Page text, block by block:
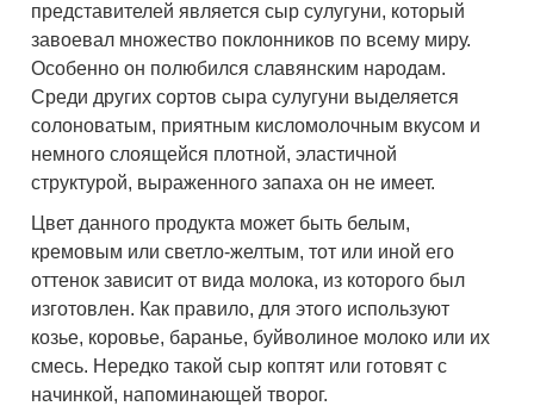
представителей является сыр сулугуни, который
завоевал множество поклонников по всему миру.
Особенно он полюбился славянским народам.
Среди других сортов сыра сулугуни выделяется
солоноватым, приятным кисломолочным вкусом и
немного слоящейся плотной, эластичной
структурой, выраженного запаха он не имеет.
Цвет данного продукта может быть белым,
кремовым или светло-желтым, тот или иной его
оттенок зависит от вида молока, из которого был
изготовлен. Как правило, для этого используют
козье, коровье, баранье, буйволиное молоко или их
смесь. Нередко такой сыр коптят или готовят с
начинкой, напоминающей творог.